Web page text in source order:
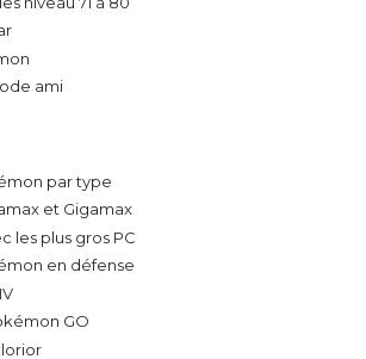
ami
par type
et Gigamax
les plus gros PC
en défense
GO